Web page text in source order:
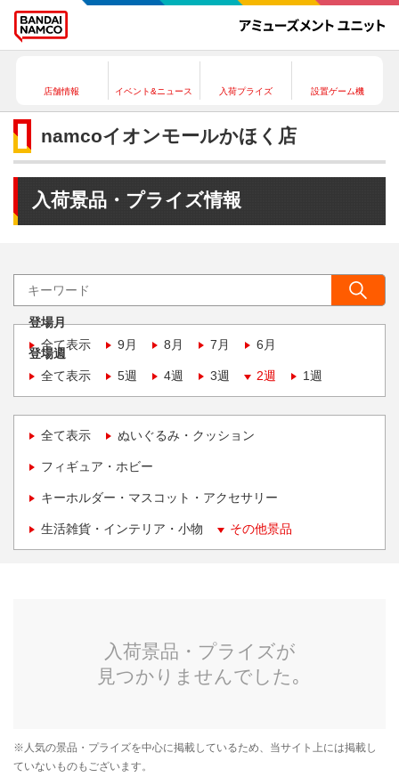
店舗情報 イベント&ニュース 入荷プライズ 設置ゲーム機
namcoイオンモールかほく店
入荷景品・プライズ情報
登場月
全て表示
9月 8月 7月 6月
登場週
全て表示
5週 4週 3週 2週 1週
全て表示 ぬいぐるみ・クッション
フィギュア・ホビー
キーホルダー・マスコット・アクセサリー
生活雑貨・インテリア・小物 その他景品